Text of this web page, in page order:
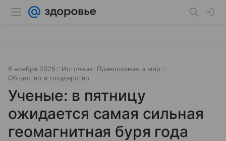
6 ноября 2025 Источник: Православие и мир
Общество и государство
Ученые: в пятницу
ожидается самая сильная
геомагнитная буря года